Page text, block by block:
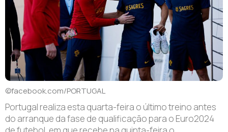
©facebook.com/PORTUGAL
Portugal realiza esta quarta-feira o último treino antes
do arranque da fase de qualificação para o Euro2024